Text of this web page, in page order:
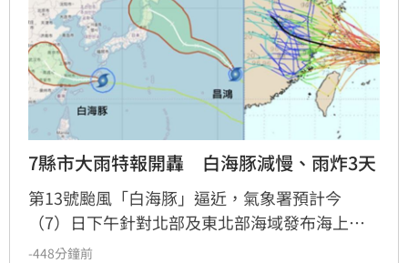
7縣市大雨特報開轟　白海豚減慢、雨炸3天
第13號颱風「白海豚」逼近，氣象署預計今
（7）日下午針對北部及東北部海域發布海上警
報。受外圍環流影響，明（8）日起至10日上半
-448分鐘前